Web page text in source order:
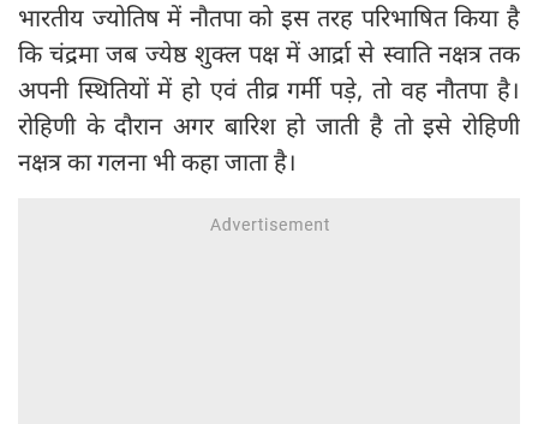
भारतीय ज्योतिष में नौतपा को इस तरह परिभाषित किया है
कि चंद्रमा जब ज्येष्ठ शुक्ल पक्ष में आर्द्रा से स्वाति नक्षत्र तक
अपनी स्थितियों में हो एवं तीव्र गर्मी पड़े, तो वह नौतपा है।
रोहिणी के दौरान अगर बारिश हो जाती है तो इसे रोहिणी
नक्षत्र का गलना भी कहा जाता है।